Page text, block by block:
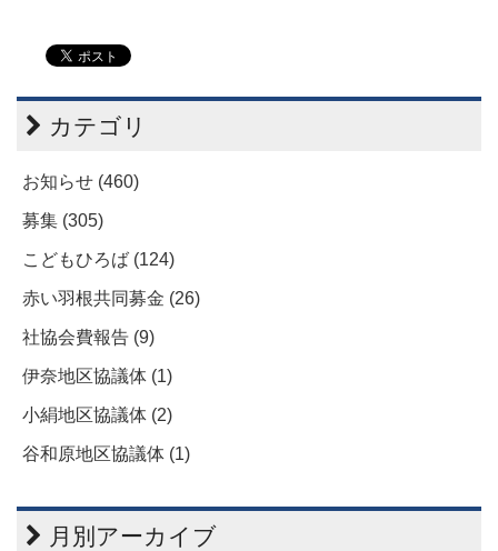
カテゴリ
お知らせ (460)
募集 (305)
こどもひろば (124)
赤い羽根共同募金 (26)
社協会費報告 (9)
伊奈地区協議体 (1)
小絹地区協議体 (2)
谷和原地区協議体 (1)
月別アーカイブ